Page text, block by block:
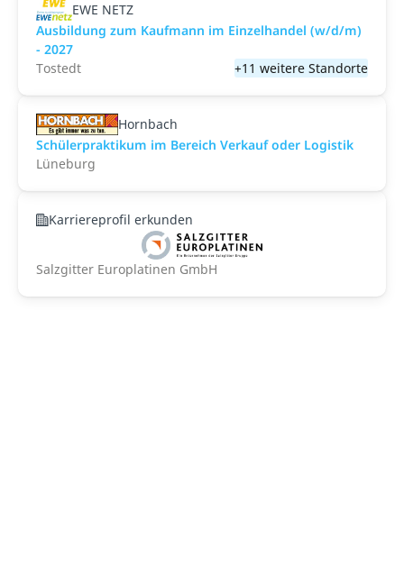
EWE NETZ
Ausbildung zum Kaufmann im Einzelhandel (w/d/m)
- 2027
Tostedt
+11 weitere Standorte
Hornbach
Schülerpraktikum im Bereich Verkauf oder Logistik
Lüneburg
Karriereprofil erkunden
Salzgitter Europlatinen GmbH